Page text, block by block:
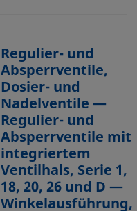
Regulier- und
Absperrventile,
Dosier- und
Nadelventile —
Regulier- und
Absperrventile mit
integriertem
Ventilhals, Serie 1,
18, 20, 26 und D —
Winkelausführung,